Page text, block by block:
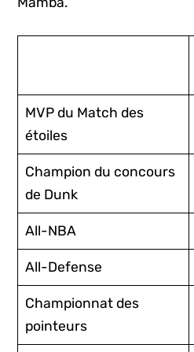
MVP du Match des
étoiles
Champion du concours
de Dunk
All-NBA
All-Defense
Championnat des
pointeurs